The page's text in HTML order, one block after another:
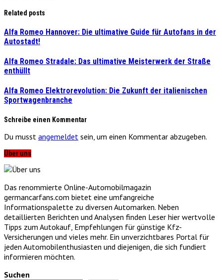
Related posts
Alfa Romeo Hannover: Die ultimative Guide für Autofans in der
Autostadt!
Alfa Romeo Stradale: Das ultimative Meisterwerk der Straße
enthüllt
Alfa Romeo Elektrorevolution: Die Zukunft der italienischen
Sportwagenbranche
Schreibe einen Kommentar
Du musst angemeldet sein, um einen Kommentar abzugeben.
Über uns
Das renommierte Online-Automobilmagazin
germancarfans.com bietet eine umfangreiche
Informationspalette zu diversen Automarken. Neben
detaillierten Berichten und Analysen finden Leser hier wertvolle
Tipps zum Autokauf, Empfehlungen für günstige Kfz-
Versicherungen und vieles mehr. Ein unverzichtbares Portal für
jeden Automobilenthusiasten und diejenigen, die sich fundiert
informieren möchten.
Suchen